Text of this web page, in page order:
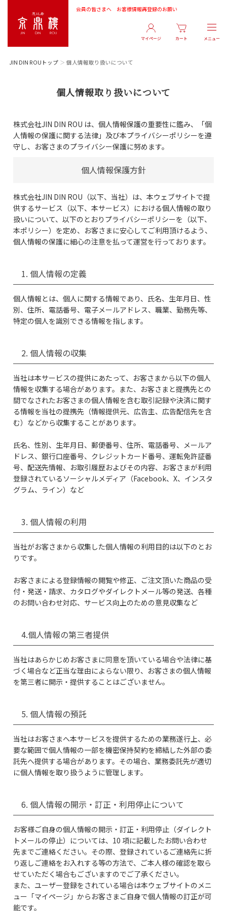
会員の皆さまへ お客様情報再登録のお願い
マイページ カート
JIN DIN ROUトップ 個人情報取り扱いについて
個人情報取り扱いについて
株式会社JIN DIN ROU は、個人情報保護の重要性に鑑み、「個
人情報の保護に関する法律」及び本プライバシーポリシーを遵
守し、お客さまのプライバシー保護に努めます。
個人情報保護方針
株式会社JIN DIN ROU（以下、当社）は、本ウェブサイトで提
供するサービス（以下、本サービス）における個人情報の取り
扱いについて、以下のとおりプライバシーポリシーを（以下、
本ポリシー）を定め、お客さまに安心してご利用頂けるよう、
個人情報の保護に細心の注意を払って運営を行っております。
1. 個人情報の定義
個人情報とは、個人に関する情報であり、氏名、生年月日、性
別、住所、電話番号、電子メールアドレス、職業、勤務先等、
特定の個人を識別できる情報を指します。
2. 個人情報の収集
当社は本サービスの提供にあたって、お客さまから以下の個人
情報を収集する場合があります。また、お客さまと提携先との
間でなされたお客さまの個人情報を含む取引記録や決済に関す
る情報を当社の提携先（情報提供元、広告主、広告配信先を含
む）などから収集することがあります。
氏名、性別、生年月日、郵便番号、住所、電話番号、メールア
ドレス、銀行口座番号、クレジットカード番号、運転免許証番
号、配送先情報、お取引履歴およびその内容、お客さまが利用
登録されているソーシャルメディア（Facebook、X、インスタ
グラム、ライン）など
3. 個人情報の利用
当社がお客さまから収集した個人情報の利用目的は以下のとお
りです。
お客さまによる登録情報の閲覧や修正、ご注文頂いた商品の受
付・発送・請求、カタログやダイレクトメール等の発送、各種
のお問い合わせ対応、サービス向上のための意見収集など
4.個人情報の第三者提供
当社はあらかじめお客さまに同意を頂いている場合や法律に基
づく場合など正当な理由によらない限り、お客さまの個人情報
を第三者に開示・提供することはございません。
5. 個人情報の預託
当社はお客さまへ本サービスを提供するための業務遂行上、必
要な範囲で個人情報の一部を機密保持契約を締結した外部の委
託先へ提供する場合があります。その場合、業務委託先が適切
に個人情報を取り扱うように管理します。
6. 個人情報の開示・訂正・利用停止について
お客様ご自身の個人情報の開示・訂正・利用停止（ダイレクト
トメールの停止）については、10 項に記載したお問い合わせ
先までご連絡ください。その際、登録されているご連絡先に折
り返しご連絡をお入れする等の方法で、ご本人様の確認を取ら
せていただく場合もございますのでご了承ください。
また、ユーザー登録をされている場合は本ウェブサイトのメニ
ュー「マイページ」からお客さまご自身で個人情報の訂正が可
能です。